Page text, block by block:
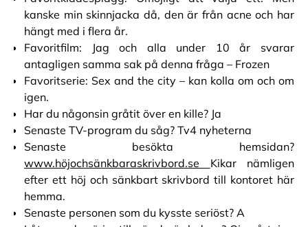
kanske min skinnjacka då, den är från acne och har
hängt med i flera år.
Favoritfilm: Jag och alla under 10 år svarar
antagligen samma sak på denna fråga – Frozen
Favoritserie: Sex and the city – kan kolla om och om
igen.
Har du någonsin gråtit över en kille? Ja
Senaste TV-program du såg? Tv4 nyheterna
Senaste besökta hemsidan?
www.höjochsänkbaraskrivbord.se Kikar nämligen
efter ett höj och sänkbart skrivbord till kontoret här
hemma.
Senaste personen som du kysste seriöst? A